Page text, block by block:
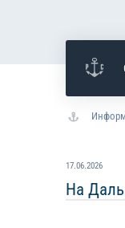
17.06.2026
На